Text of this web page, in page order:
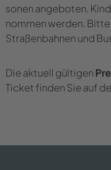
so­nen an­ge­bo­ten.
nom­men wer­den.
Stra­ßen­bah­nen und
Die ak­tu­ell gül­ti­gen
Ticket fin­den Sie auf